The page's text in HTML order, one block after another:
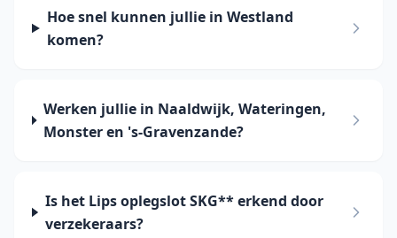
Hoe snel kunnen jullie in Westland
komen?
Werken jullie in Naaldwijk, Wateringen,
Monster en 's-Gravenzande?
Is het Lips oplegslot SKG** erkend door
verzekeraars?